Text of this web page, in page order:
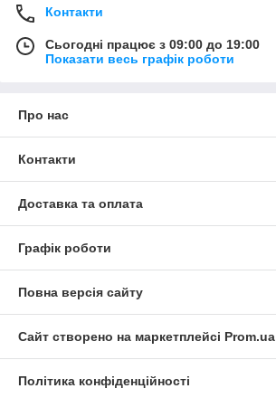
Контакти
Сьогодні працює з 09:00 до 19:00
Показати весь графік роботи
Про нас
Контакти
Доставка та оплата
Графік роботи
Повна версія сайту
Сайт створено на маркетплейсі Prom.ua
Політика конфіденційності